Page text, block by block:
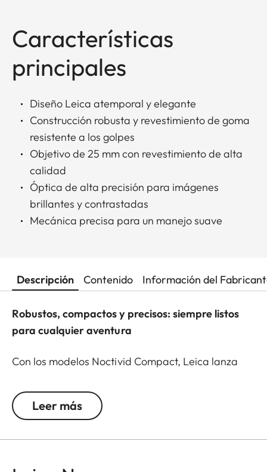
Características
principales
Diseño Leica atemporal y elegante
Construcción robusta y revestimiento de goma
resistente a los golpes
Objetivo de 25 mm con revestimiento de alta
calidad
Óptica de alta precisión para imágenes
brillantes y contrastadas
Mecánica precisa para un manejo suave
Descripción Contenido Información del
Robustos, compactos y precisos: siempre listos
para cualquier aventura
Con los modelos Noctivid Compact, Leica lanza
Siguiendo la consigna «Tamaño reducido, alto
rendimiento», los ingenieros han desarrollado una
Leer más